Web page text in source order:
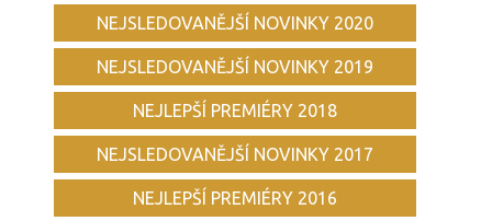
NEJSLEDOVANĚJŠÍ NOVINKY 2020
NEJSLEDOVANĚJŠÍ NOVINKY 2019
NEJLEPŠÍ PREMIÉRY 2018
NEJSLEDOVANĚJŠÍ NOVINKY 2017
NEJLEPŠÍ PREMIÉRY 2016